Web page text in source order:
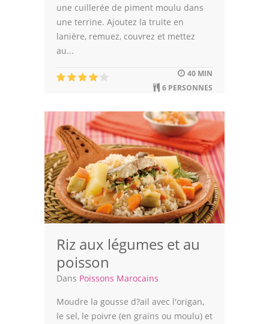
une cuillerée de piment moulu dans
une terrine. Ajoutez la truite en
lanière, remuez, couvrez et mettez
au...
40 MIN
6 PERSONNES
Riz aux légumes et au
poisson
Dans Poissons Marocains
Moudre la gousse d?ail avec l'origan,
le sel, le poivre (en grains ou moulu) et